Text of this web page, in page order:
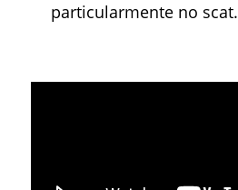
particularmente no scat.